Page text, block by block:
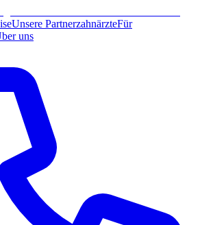
Unsere PartnerzahnärzteFür
uns